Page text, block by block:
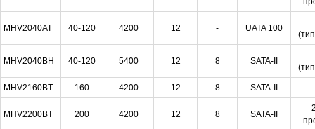
MHV2040AT 40-120 4200 12 - UATA 100
MHV2040BH 40-120 5400 12 8 SATA-II
MHV2160BT 160 4200 12 8 SATA-II
MHV2200BT 200 4200 12 8 SATA-II